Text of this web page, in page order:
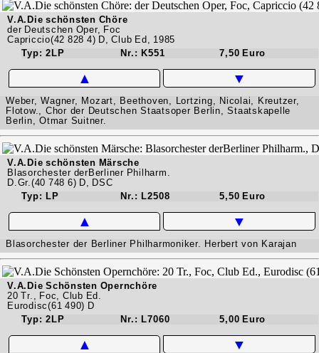
V.A.Die schönsten Chöre
der Deutschen Oper, Foc
Capriccio(42 828 4) D, Club Ed, 1985
Typ: 2LP
Nr.: K551 7,50 Euro
▲ ▼
Weber, Wagner, Mozart, Beethoven, Lortzing, Nicolai, Kreutzer,
Flotow., Chor der Deutschen Staatsoper Berlin, Staatskapelle
Berlin, Otmar Suitner.
V.A.Die schönsten Märsche
Blasorchester derBerliner Philharm.
D.Gr.(40 748 6) D, DSC
Typ: LP
Nr.: L2508 5,50 Euro
▲ ▼
Blasorchester der Berliner Philharmoniker. Herbert von Karajan
V.A.Die Schönsten Opernchöre
20 Tr., Foc, Club Ed.
Eurodisc(61 490) D
Typ: 2LP
Nr.: L7060 5,00 Euro
▲ ▼